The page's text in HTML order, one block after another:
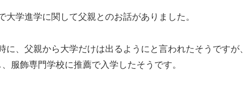
大学進学に関して父親とのお話がありました。
に、父親から大学だけは出るようにと言われたそうですが、
、服飾専門学校に推薦で入学したそうです。